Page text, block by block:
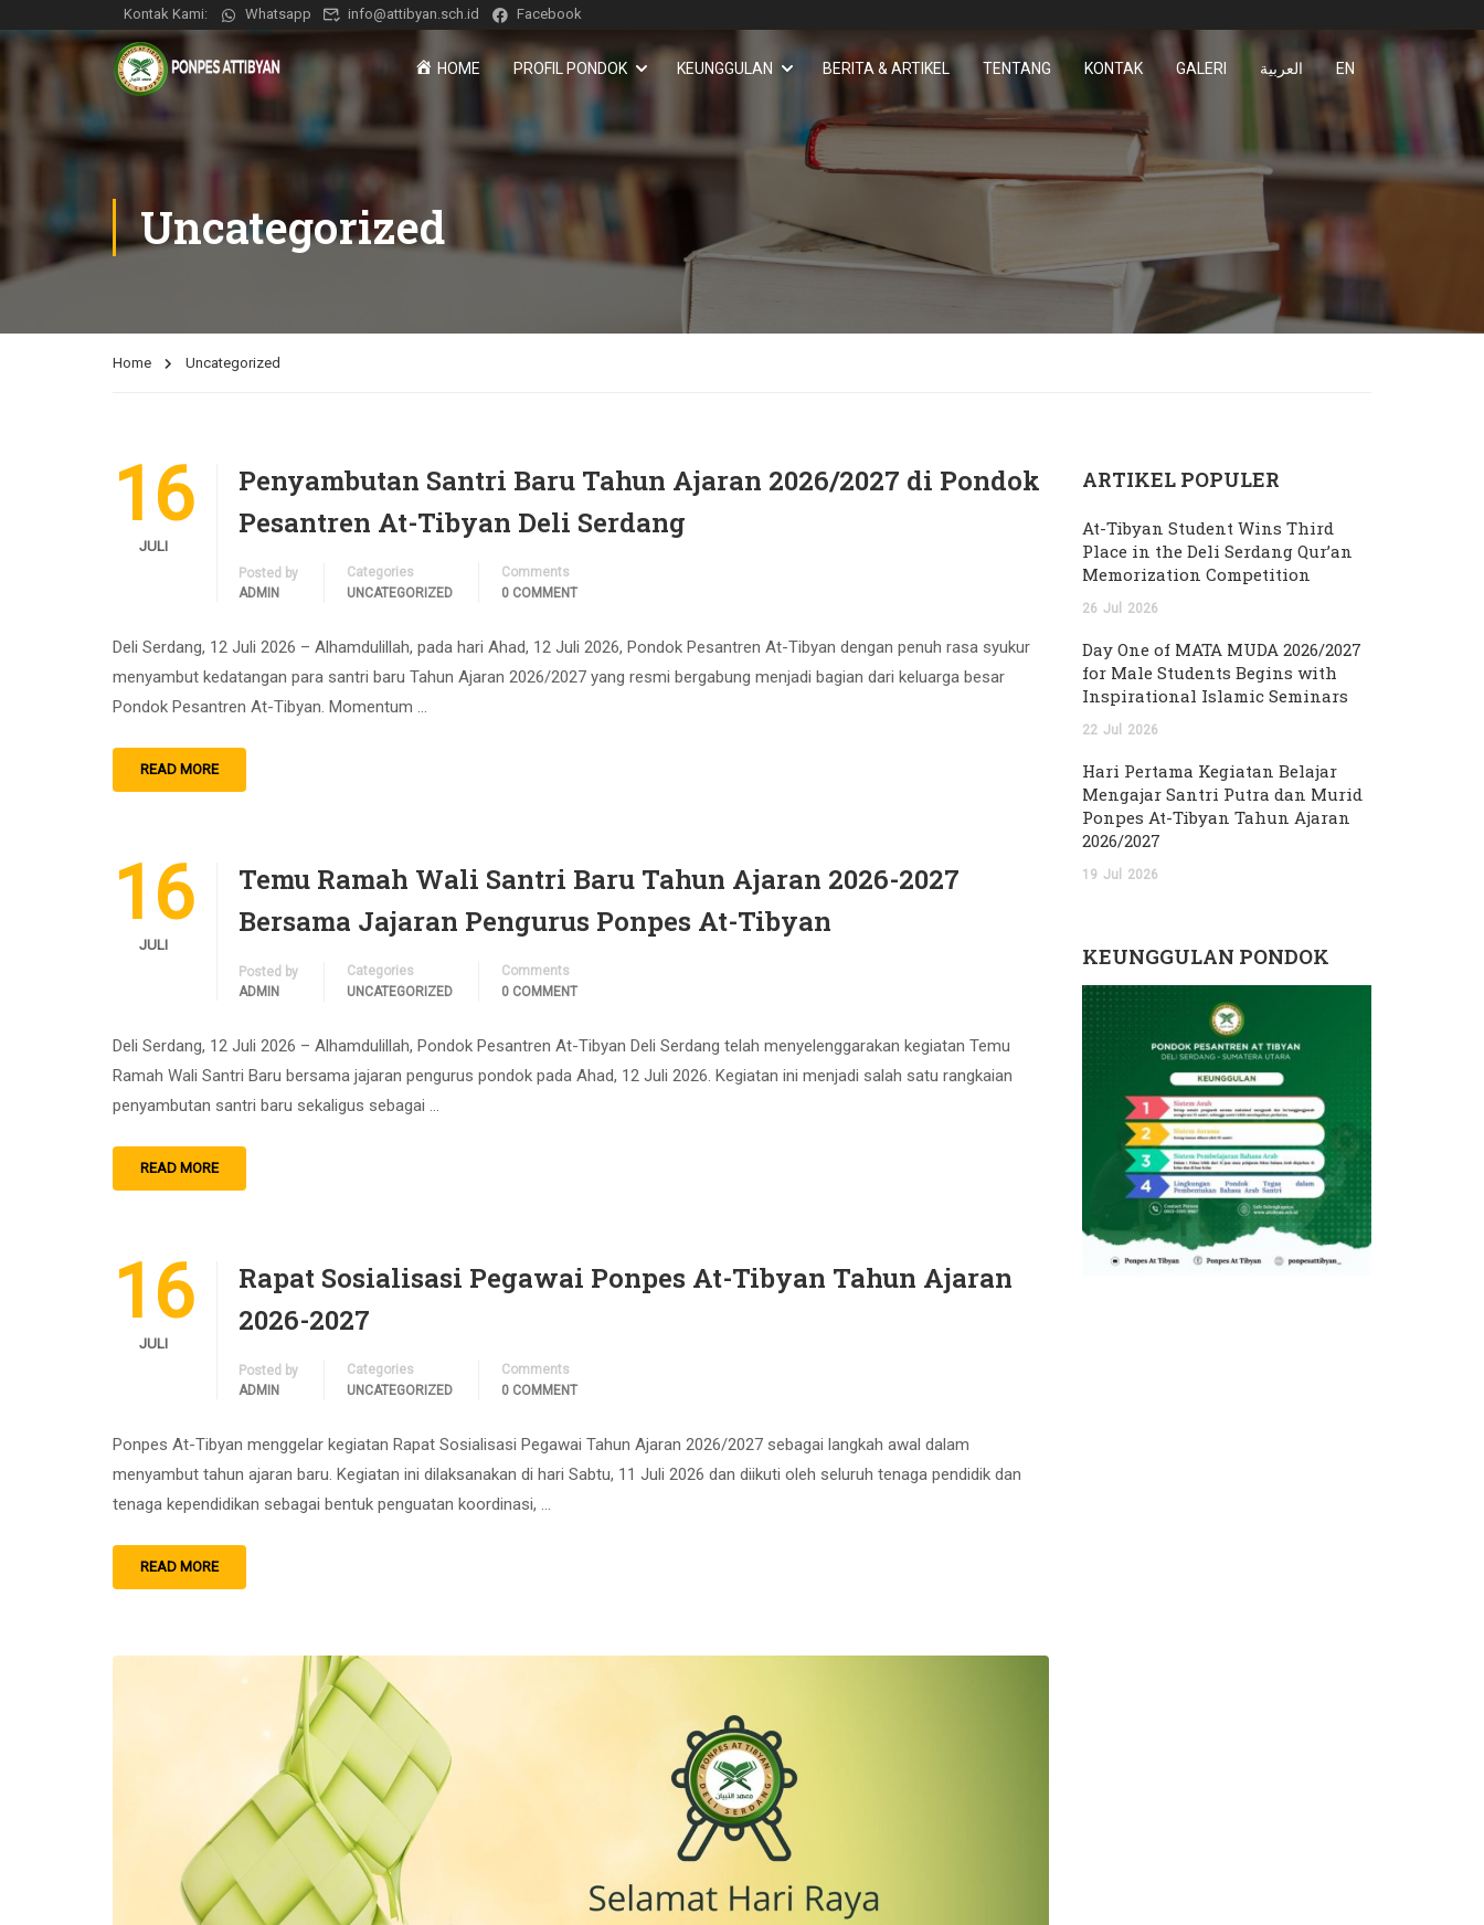
Kontak Kami: Whatsapp info@attibyan.sch.id Facebook
HOME PROFIL PONDOK KEUNGGULAN BERITA & ARTIKEL TENTANG KONTAK GALERI العربية EN
Uncategorized
Home Uncategorized
16
JULI
Penyambutan Santri Baru Tahun Ajaran 2026/2027 di Pondok
Pesantren At-Tibyan Deli Serdang
Posted by
ADMIN
Categories
UNCATEGORIZED
Comments
0 COMMENT
Deli Serdang, 12 Juli 2026 – Alhamdulillah, pada hari Ahad, 12 Juli 2026, Pondok Pesantren At-Tibyan dengan penuh rasa syukur
menyambut kedatangan para santri baru Tahun Ajaran 2026/2027 yang resmi bergabung menjadi bagian dari keluarga besar
Pondok Pesantren At-Tibyan. Momentum …
READ MORE
16
JULI
Temu Ramah Wali Santri Baru Tahun Ajaran 2026-2027
Bersama Jajaran Pengurus Ponpes At-Tibyan
Posted by
ADMIN
Categories
UNCATEGORIZED
Comments
0 COMMENT
Deli Serdang, 12 Juli 2026 – Alhamdulillah, Pondok Pesantren At-Tibyan Deli Serdang telah menyelenggarakan kegiatan Temu
Ramah Wali Santri Baru bersama jajaran pengurus pondok pada Ahad, 12 Juli 2026. Kegiatan ini menjadi salah satu rangkaian
penyambutan santri baru sekaligus sebagai …
READ MORE
16
JULI
Rapat Sosialisasi Pegawai Ponpes At-Tibyan Tahun Ajaran
2026-2027
Posted by
ADMIN
Categories
UNCATEGORIZED
Comments
0 COMMENT
Ponpes At-Tibyan menggelar kegiatan Rapat Sosialisasi Pegawai Tahun Ajaran 2026/2027 sebagai langkah awal dalam
menyambut tahun ajaran baru. Kegiatan ini dilaksanakan di hari Sabtu, 11 Juli 2026 dan diikuti oleh seluruh tenaga pendidik dan
tenaga kependidikan sebagai bentuk penguatan koordinasi, …
READ MORE
ARTIKEL POPULER
At-Tibyan Student Wins Third
Place in the Deli Serdang Qur’an
Memorization Competition
26 Jul 2026
Day One of MATA MUDA 2026/2027
for Male Students Begins with
Inspirational Islamic Seminars
22 Jul 2026
Hari Pertama Kegiatan Belajar
Mengajar Santri Putra dan Murid
Ponpes At-Tibyan Tahun Ajaran
2026/2027
19 Jul 2026
KEUNGGULAN PONDOK